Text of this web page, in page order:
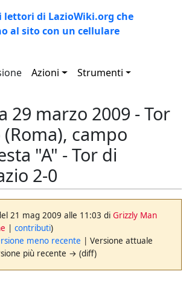
lettori di LazioWiki.org che
al sito con un cellulare
Azioni Strumenti
29 marzo 2009 - Tor
campo
"A" - Tor di
2-0
21 mag 2009 alle 11:03 diGrizzly Man
|contributi)
meno recente | Versione attuale
più recente → (diff)